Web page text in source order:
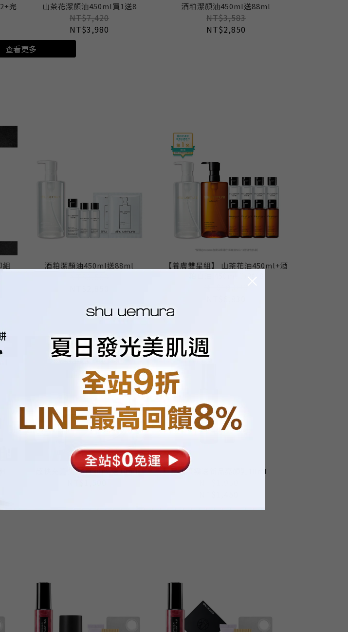
完
山茶花潔顏油450ml買1送8
NT$7,420
NT$3,980
酒粕潔顏油450ml送88ml
NT$3,583
NT$2,850
查看更多
酒粕潔顏油450ml送88ml
【養膚雙星組】 山茶花油450ml+酒
粕白油 450ml 買2送8
超快充亮顏乳 買30ml送10ml 定妝噴霧送新品亮顏乳10ml